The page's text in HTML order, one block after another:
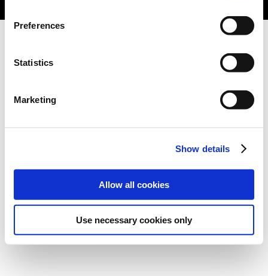
Preferences
Statistics
Marketing
Show details
Allow all cookies
Use necessary cookies only